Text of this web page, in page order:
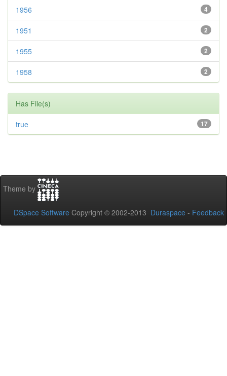
4
1956
2
1951
2
1955
2
1958
Has File(s)
17
true
Theme by
DSpace Software Copyright © 2002-2013 Duraspace - Feedback